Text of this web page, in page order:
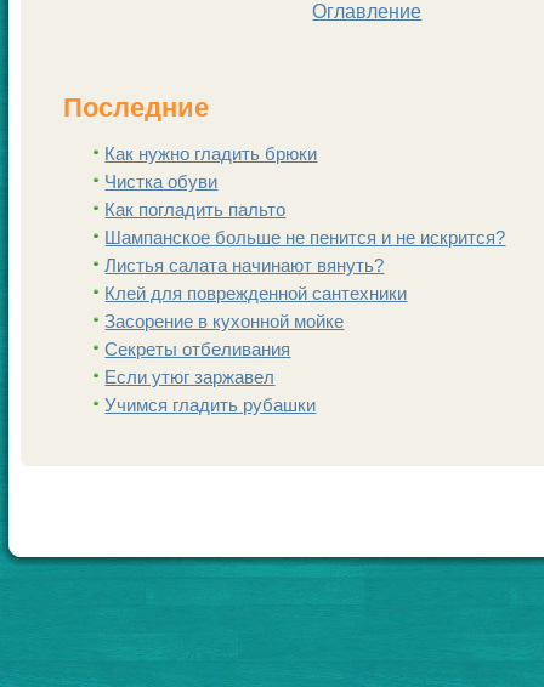
Оглавление
Последние
Как нужно гладить брюки
Чистка обуви
Как погладить пальто
Шампанскoе больше не пенится и не искрится?
Листья салата начинают вянуть?
Клей для поврежденной сантехники
Заcoрение в кухонной мойке
Секреты отбеливания
Если утюг заржавел
Учимся гладить рубашки